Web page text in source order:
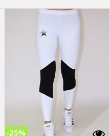
-25%